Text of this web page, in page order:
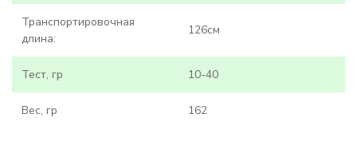
Транспортировочная
длина:
126см
Тест, гр 10-40
Вес, гр 162